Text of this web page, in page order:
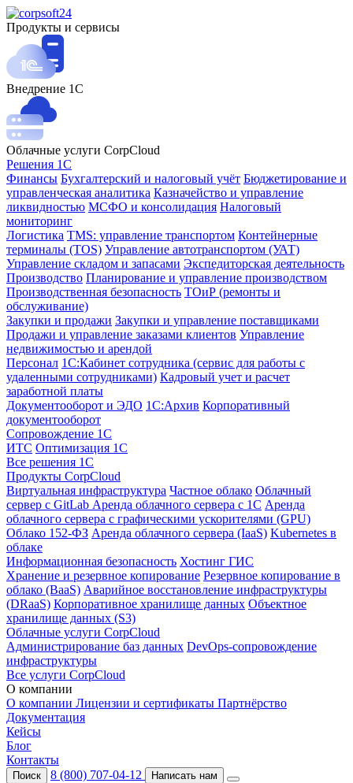
Продукты и сервисы
Внедрение 1С
Облачные услуги CorpCloud
Решения 1С
Финансы Бухгалтерский и налоговый учёт Бюджетирование и
управленческая аналитика Казначейство и управление
ликвидностью МСФО и консолидация Налоговый
мониторинг
Логистика TMS: управление транспортом Контейнерные
терминалы (TOS) Управление автотранспортом (УАТ)
Управление складом и запасами Экспедиторская деятельность
Производство Планирование и управление производством
Производственная безопасность ТОиР (ремонты и
обслуживание)
Закупки и продажи Закупки и управление поставщиками
Продажи и управление заказами клиентов Управление
недвижимостью и арендой
Персонал 1С:Кабинет сотрудника (сервис для работы с
удаленными сотрудниками) Кадровый учет и расчет
заработной платы
Документооборот и ЭДО 1С:Архив Корпоративный
документооборот
Сопровождение 1С
ИТС Оптимизация 1С
Все решения 1С
Продукты CorpCloud
Виртуальная инфраструктура Частное облако Облачный
сервер с GitLab Аренда облачного сервера с 1С Аренда
облачного сервера с графическими ускорителями (GPU)
Облако 152-ФЗ Аренда облачного сервера (IaaS) Kubernetes в
облаке
Информационная безопасность Хостинг ГИС
Хранение и резервное копирование Резервное копирование в
облако (BaaS) Аварийное восстановление инфраструктуры
(DRaaS) Корпоративное хранилище данных Объектное
хранилище данных (S3)
Облачные услуги CorpCloud
Администрирование баз данных DevOps-сопровождение
инфраструктуры
Все услуги CorpCloud
О компании
О компании Лицензии и сертификаты Партнёрство
Документация
Кейсы
Блог
Контакты
Поиск 8 (800) 707-04-12 Написать нам